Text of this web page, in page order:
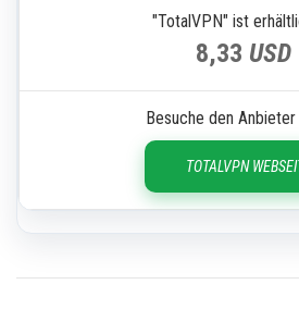
"TotalVPN" ist
8,33 USD
Besuche den
TOTALVPN